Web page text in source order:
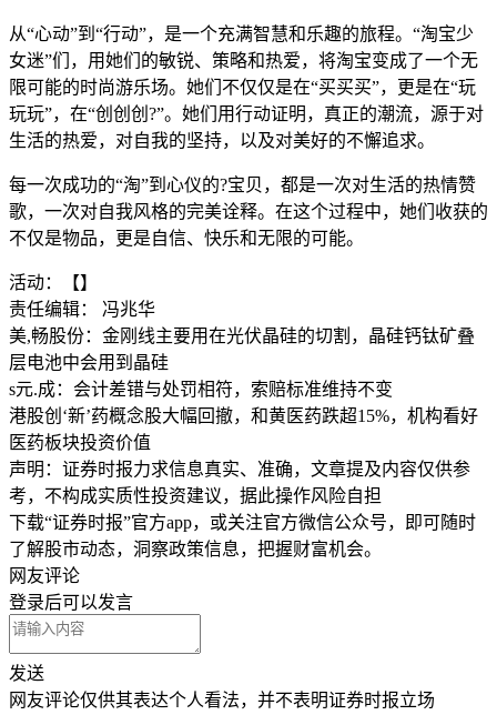
从“心动”到“行动”，是一个充满智慧和乐趣的旅程。“淘宝少
女迷”们，用她们的敏锐、策略和热爱，将淘宝变成了一个无
限可能的时尚游乐场。她们不仅仅是在“买买买”，更是在“玩
玩玩”，在“创创创?”。她们用行动证明，真正的潮流，源于对
生活的热爱，对自我的坚持，以及对美好的不懈追求。
每一次成功的“淘”到心仪的?宝贝，都是一次对生活的热情赞
歌，一次对自我风格的完美诠释。在这个过程中，她们收获的
不仅是物品，更是自信、快乐和无限的可能。
活动：【】
责任编辑： 冯兆华
美,畅股份：金刚线主要用在光伏晶硅的切割，晶硅钙钛矿叠
层电池中会用到晶硅
s元.成：会计差错与处罚相符，索赔标准维持不变
港股创‘新’药概念股大幅回撤，和黄医药跌超15%，机构看好
医药板块投资价值
声明：证券时报力求信息真实、准确，文章提及内容仅供参
考，不构成实质性投资建议，据此操作风险自担
下载“证券时报”官方app，或关注官方微信公众号，即可随时
了解股市动态，洞察政策信息，把握财富机会。
网友评论
登录后可以发言
发送
网友评论仅供其表达个人看法，并不表明证券时报立场